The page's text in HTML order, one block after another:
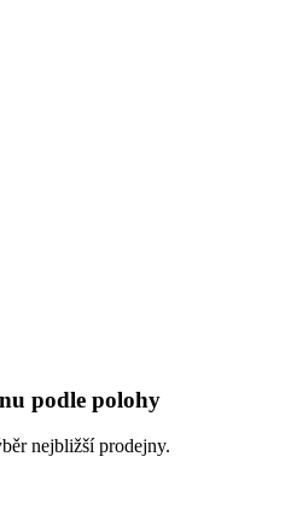
podle polohy
nejbližší prodejny.